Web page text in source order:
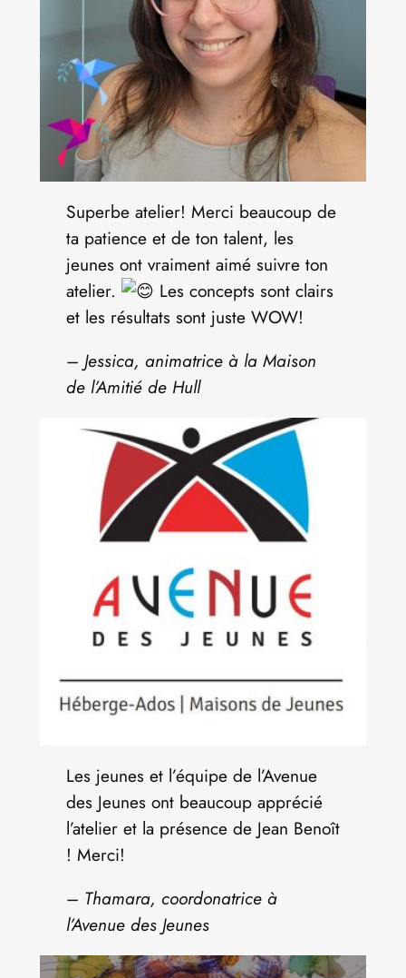
Superbe atelier! Merci beaucoup de
ta patience et de ton talent, les
jeunes ont vraiment aimé suivre ton
atelier.
Les concepts sont clairs
et les résultats sont juste WOW!
– Jessica, animatrice à la Maison
de l’Amitié de Hull
Les jeunes et l’équipe de l’Avenue
des Jeunes ont beaucoup apprécié
l’atelier et la présence de Jean Benoît
! Merci!
– Thamara, coordonatrice à
l’Avenue des Jeunes